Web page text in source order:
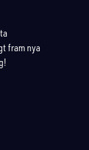
fram nya